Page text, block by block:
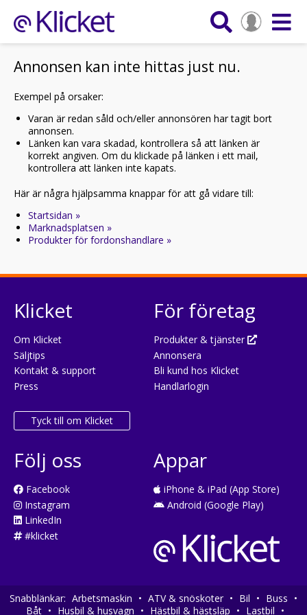
Annonsen kan inte hittas just nu.
Exempel på orsaker:
Varan är redan såld och/eller annonsören har tagit bort
annonsen.
Länken kan vara skadad, kontrollera så att länken är
korrekt angiven. Om du klickade på länken i ett mail,
kontrollera att länken inte kapats.
Här är några hjälpsamma knappar för att gå vidare till:
Startsidan »
Marknadsplatsen »
Produkter för fordonshandlare »
Klicket
Om Klicket
Säljtips
Kontakt & support
Press
Tyck till om Klicket
För företag
Produkter & tjänster
Annonsera
Bli kund hos Klicket
Handlarlogin
Följ oss
Facebook
Instagram
LinkedIn
#klicket
Appar
iPhone & iPad (App Store)
Android (Google Play)
Snabblänkar: Arbetsmaskin • ATV & snöskoter • Bil • Buss •
Båt • Husbil & husvagn • Hästbil & hästsläp • Lastbil •